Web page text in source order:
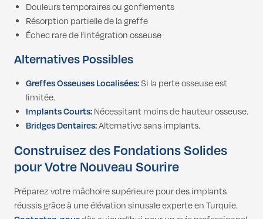
Douleurs temporaires ou gonflements
Résorption partielle de la greffe
Échec rare de l’intégration osseuse
Alternatives Possibles
Greffes Osseuses Localisées:Si la perte osseuse est
limitée.
Implants Courts:Nécessitant moins de hauteur osseuse.
Bridges Dentaires:Alternative sans implants.
Construisez des Fondations Solides
pour Votre Nouveau Sourire
Préparez votre mâchoire supérieure pour des implants
réussis grâce à une élévation sinusale experte en Turquie.